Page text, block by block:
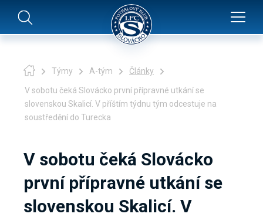
Týmy A-tým Články
V sobotu čeká Slovácko první přípravné utkání se
slovenskou Skalicí. V příštím týdnu tým odcestuje na
soustředění do Turecka
V sobotu čeká Slovácko
první přípravné utkání se
slovenskou Skalicí. V